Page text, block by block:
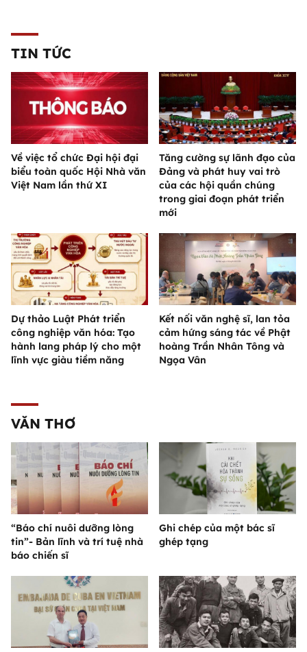
TIN TỨC
Về việc tổ chức Đại hội đại
biểu toàn quốc Hội Nhà văn
Việt Nam lần thứ XI
Tăng cường sự lãnh đạo của
Đảng và phát huy vai trò
của các hội quần chúng
trong giai đoạn phát triển
mới
Dự thảo Luật Phát triển
công nghiệp văn hóa: Tạo
hành lang pháp lý cho một
lĩnh vực giàu tiềm năng
Kết nối văn nghệ sĩ, lan tỏa
cảm hứng sáng tác về Phật
hoàng Trần Nhân Tông và
Ngọa Vân
VĂN THƠ
“Báo chí nuôi dưỡng lòng
tin”- Bản lĩnh và trí tuệ nhà
báo chiến sĩ
Ghi chép của một bác sĩ
ghép tạng